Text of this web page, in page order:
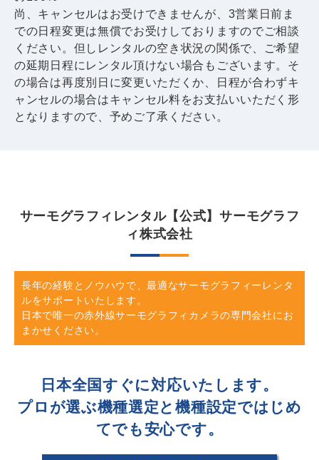
尚、キャンセルはお受けできませんが、3営業日前ま
での日程変更は無償でお受けしておりますのでご相談
ください。但しレンタルの空き状況の関係で、ご希望
の延期日程にレンタル頂けない場合もございます。そ
の場合は再度別日に変更いただくか、日程が合わずキ
ャンセルの場合はキャンセル料をお支払いいただく形
となりますので、予めご了承ください。
サーモグラフィレンタル【公式】サーモグラフ
ィ株式会社
長年の経験とノウハウで、最適なサーモグラフィーレンタ
ルをサポートいたします。
日本で唯一の赤外線サーモグラフィカメラの専門会社にお
まかせください。
日本全国すぐに対応いたします。
プロが選ぶ機種選定と機種設定ではじめ
てでも安心です。